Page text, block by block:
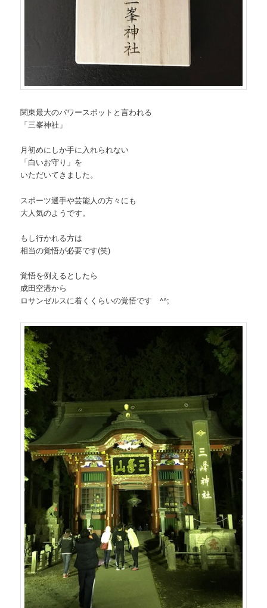
関東最大のパワースポットと言われる
「三峯神社」
月初めにしか手に入れられない
「白いお守り」を
いただいてきました。
スポーツ選手や芸能人の方々にも
大人気のようです。
もし行かれる方は
相当の覚悟が必要です(笑)
覚悟を例えるとしたら
成田空港から
ロサンゼルスに着くくらいの覚悟です ^^;